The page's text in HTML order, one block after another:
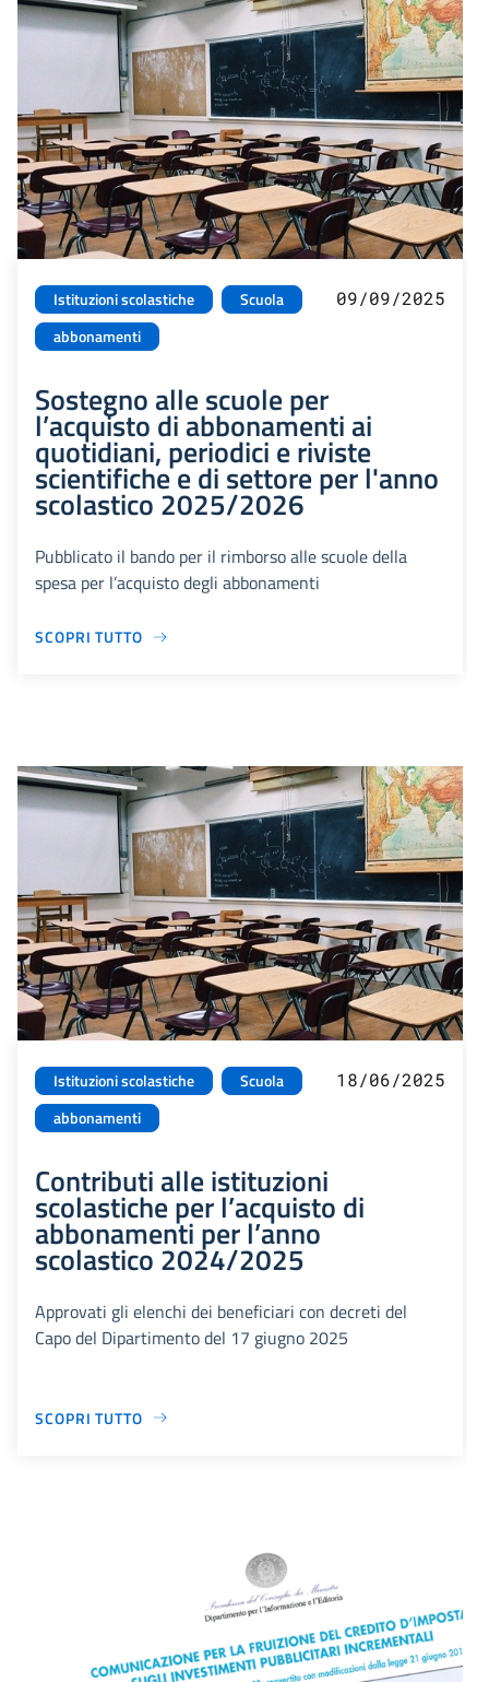
Istituzioni scolastiche
Scuola
abbonamenti
09/09/2025
Sostegno alle scuole per
l’acquisto di abbonamenti ai
quotidiani, periodici e riviste
scientifiche e di settore per l'anno
scolastico 2025/2026
Pubblicato il bando per il rimborso alle scuole della
spesa per l’acquisto degli abbonamenti
SCOPRI TUTTO
Istituzioni scolastiche
Scuola
abbonamenti
18/06/2025
Contributi alle istituzioni
scolastiche per l’acquisto di
abbonamenti per l’anno
scolastico 2024/2025
Approvati gli elenchi dei beneficiari con decreti del
Capo del Dipartimento del 17 giugno 2025
SCOPRI TUTTO